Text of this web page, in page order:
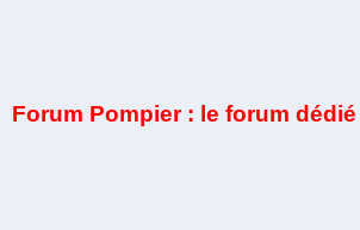
Forum Pompier : le forum